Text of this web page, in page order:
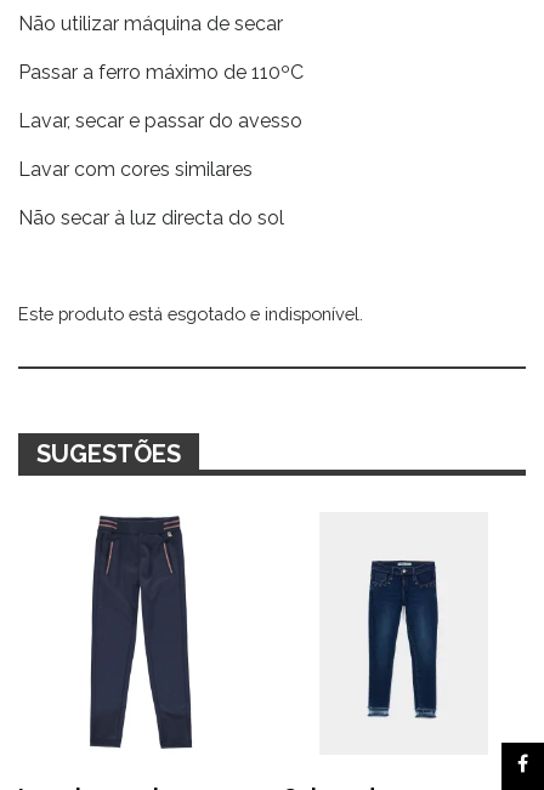
Não utilizar máquina de secar
Passar a ferro máximo de 110ºC
Lavar, secar e passar do avesso
Lavar com cores similares
Não secar à luz directa do sol
Este produto está esgotado e indisponível.
Alternative:
SUGESTÕES